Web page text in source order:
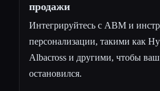
продажи
Интегрируйтесь с ABM и
персонализации, такими как
Albacross и другими, чтобы ваш
остановился.